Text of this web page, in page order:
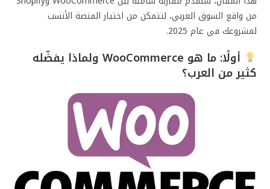
من واقع السوق العربي، لتتمكن من اختيار المنصة الأنسب
لمشروعك في عام 2025.
أولًا: ما هو WooCommerce ولماذا يفضّله
كثير من العرب؟